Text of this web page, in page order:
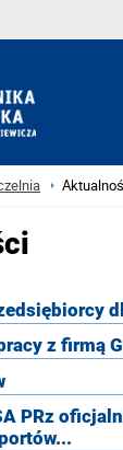
z firmą
PRz